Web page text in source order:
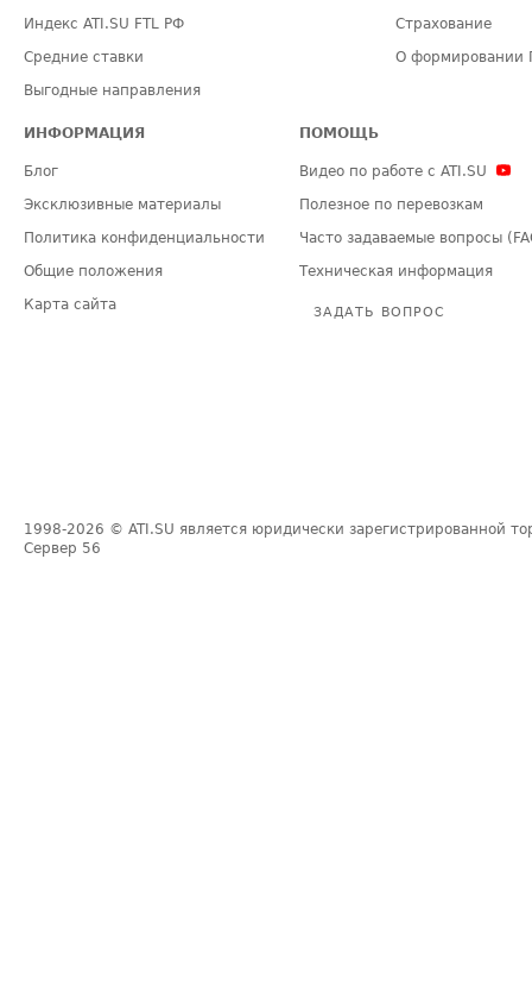
Индекс ATI.SU FTL РФ
Средние ставки
Выгодные направления
Страхование
О формировании
ИНФОРМАЦИЯ
Блог
Эксклюзивные материалы
Политика конфиденциальности
Общие положения
Карта сайта
ПОМОЩЬ
Видео по работе с ATI.SU
Полезное по перевозкам
Часто задаваемые вопросы
Техническая информация
ЗАДАТЬ ВОПРОС
1998-2026 © ATI.SU является юридически зарегистрированной
Сервер 56